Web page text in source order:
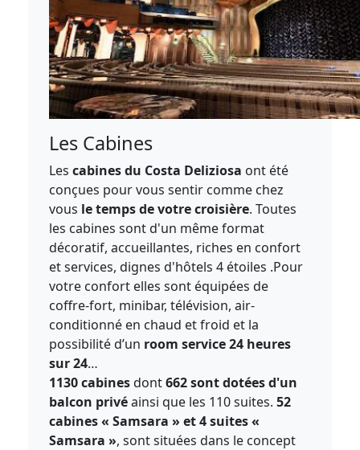
Les Cabines
Lescabines du Costa Deliziosa ont été
conçues pour vous sentir comme chez
vous le temps de votre croisière. Toutes
les cabines sont d'un même format
décoratif, accueillantes, riches en confort
et services, dignes d'hôtels 4 étoiles .Pour
votre confort elles sont équipées de
coffre-fort, minibar, télévision, air-
conditionné en chaud et froid et la
possibilité d’un room service 24 heures
sur 24…
1130 cabinesdont662 sont dotées d'un
balcon privéainsi que les 110 suites.52
cabines « Samsara » et 4 suites «
Samsara », sont situées dans le concept